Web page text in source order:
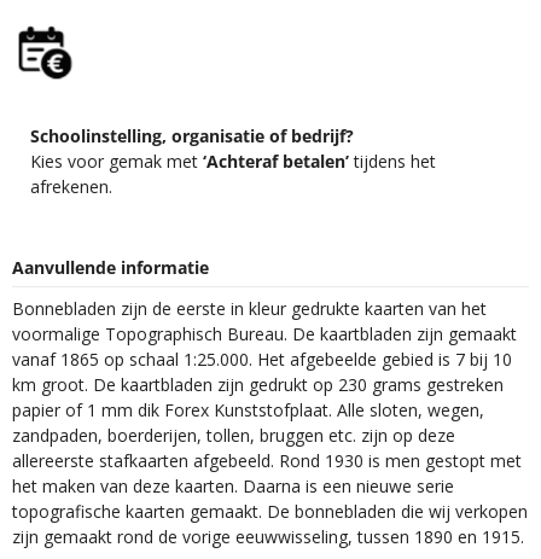
Schoolinstelling, organisatie of bedrijf?
Kies voor gemak met ‘Achteraf betalen’tijdens het
afrekenen.
Aanvullende informatie
Bonnebladen zijn de eerste in kleur gedrukte kaarten van het
voormalige Topographisch Bureau. De kaartbladen zijn gemaakt
vanaf 1865 op schaal 1:25.000. Het afgebeelde gebied is 7 bij 10
km groot. De kaartbladen zijn gedrukt op 230 grams gestreken
papier of 1 mm dik Forex Kunststofplaat. Alle sloten, wegen,
zandpaden, boerderijen, tollen, bruggen etc. zijn op deze
allereerste stafkaarten afgebeeld. Rond 1930 is men gestopt met
het maken van deze kaarten. Daarna is een nieuwe serie
topografische kaarten gemaakt. De bonnebladen die wij verkopen
zijn gemaakt rond de vorige eeuwwisseling, tussen 1890 en 1915.